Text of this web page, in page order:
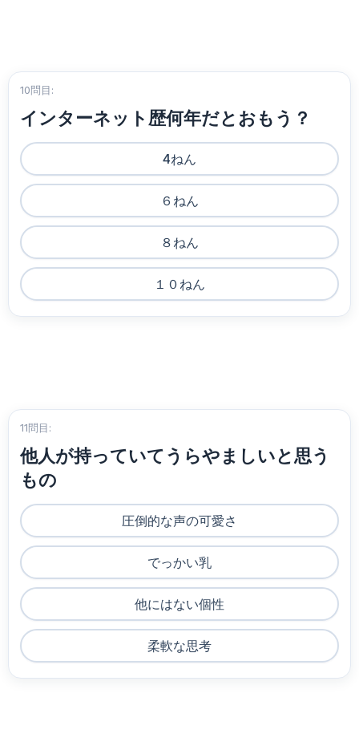
10問目:
インターネット歴何年だとおもう？
4ねん
６ねん
８ねん
１０ねん
11問目:
他人が持っていてうらやましいと思う
もの
圧倒的な声の可愛さ
でっかい乳
他にはない個性
柔軟な思考